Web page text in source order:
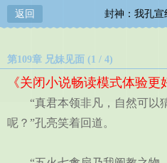
返回 封神：我孔宣
第109章 兄妹见面 (1 / 4)
《关闭小说畅读模式体验更
“真君本领非凡，自然可以
呢？”孔亮笑着回道。